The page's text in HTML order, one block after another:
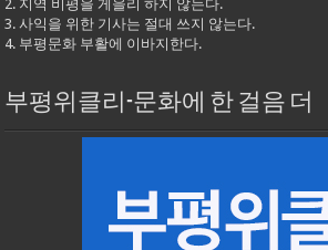
2. 지역 비평을 게을리 하지 않는다.
3. 사익을 위한 기사는 절대 쓰지 않는다.
4. 부평문화 부활에 이바지한다.
부평위클리-문화에 한 걸음 더